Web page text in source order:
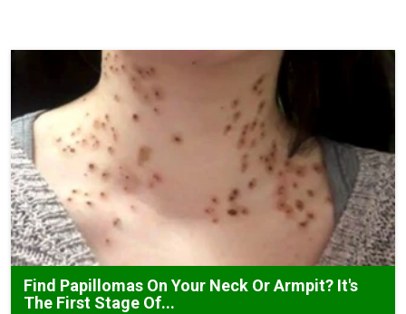
Find Papillomas On Your Neck Or Armpit? It's
The First Stage Of...